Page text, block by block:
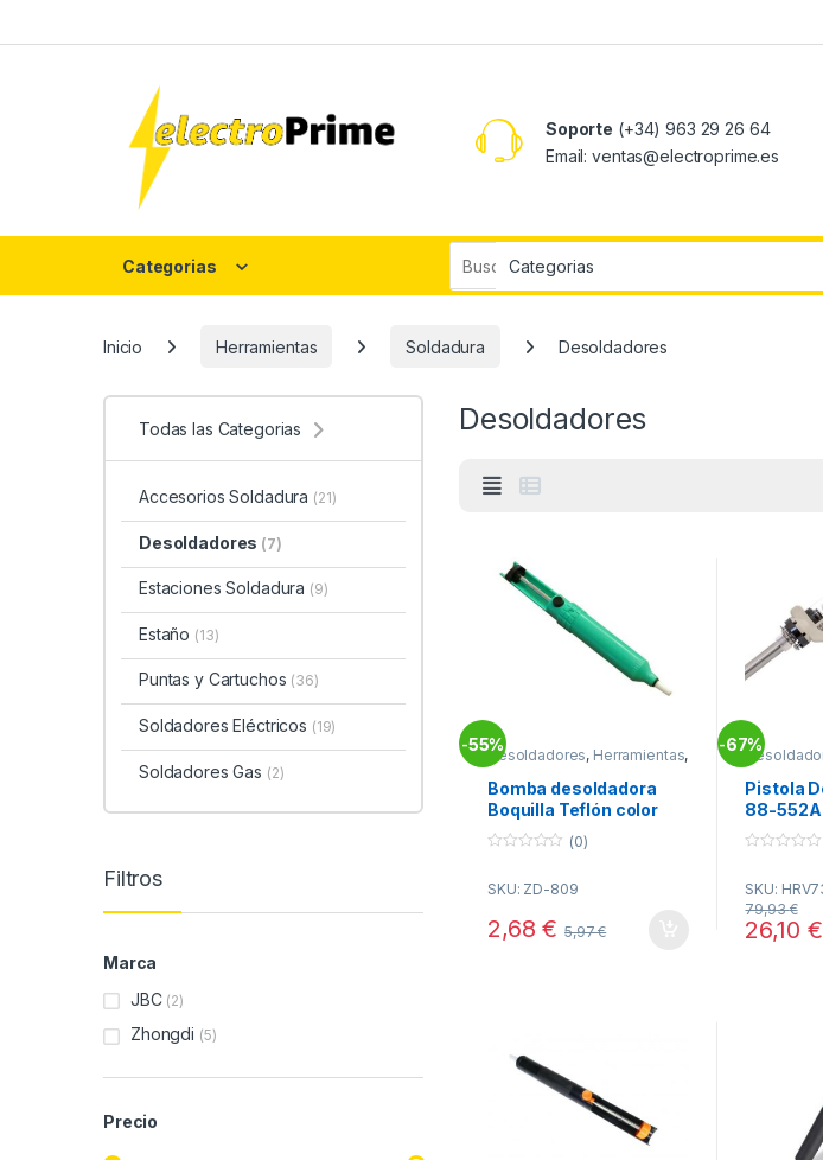
Soporte (+34) 963 29 26 64
Email: ventas@electroprime.es
Categorias
Search for:
Inicio Herramientas Soldadura Desoldadores
Desoldadores
-55%
Desoldadores, Herramientas,
Soldadura
Bomba desoldadora
Boquilla Teflón color
Verde
u
o
f
(0)
SKU: ZD-809
2,68€ 5,97€
-67%
Soldadura
Pistola
88-552A
ZD-915
u
t
o
f
SKU:
26,10 €
79,93€
Todas las Categorias
Accesorios Soldadura (21)
Desoldadores (7)
Estaciones Soldadura (9)
Estaño (13)
Puntas y Cartuchos (36)
Soldadores Eléctricos (19)
Soldadores Gas (2)
Filtros
Marca
JBC (2)
Zhongdi (5)
Precio